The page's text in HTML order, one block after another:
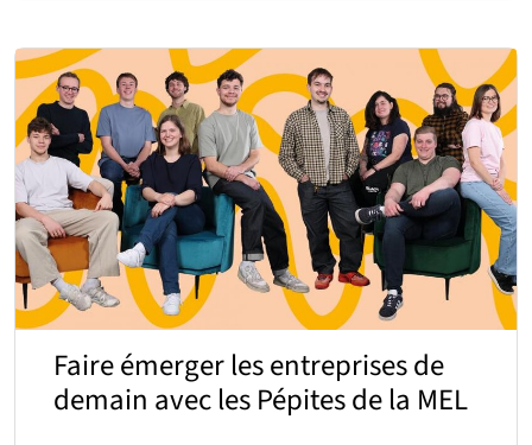
Faire émerger les entreprises de
demain avec les Pépites de la MEL